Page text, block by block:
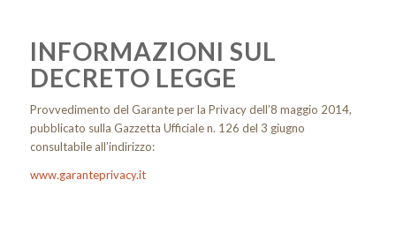
INFORMAZIONI SUL
DECRETO LEGGE
Provvedimento del Garante per la Privacy dell’8 maggio 2014,
pubblicato sulla Gazzetta Ufficiale n. 126 del 3 giugno
consultabile all’indirizzo:
www.garanteprivacy.it